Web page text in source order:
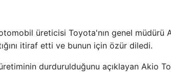
üreticisi Toyota'nın genel
itiraf etti ve bunun için özür diledi.
durdurulduğunu açıklayan Akio